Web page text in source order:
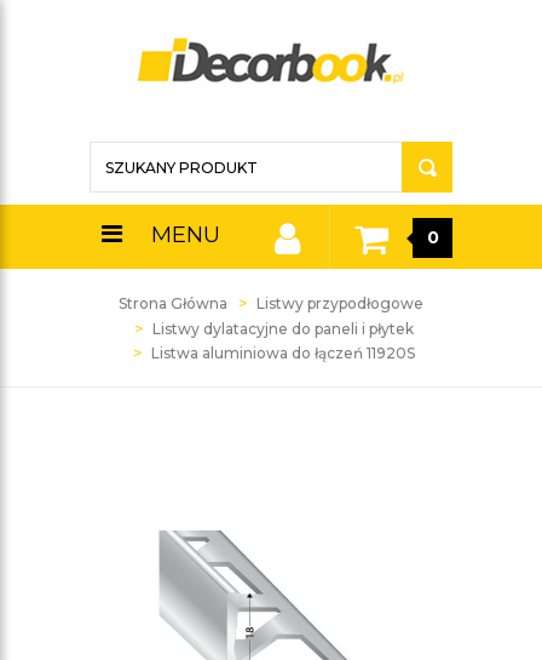
MENU 0
Strona Główna
Listwy przypodłogowe
Listwy dylatacyjne do paneli i płytek
Listwa aluminiowa do łączeń 11920S